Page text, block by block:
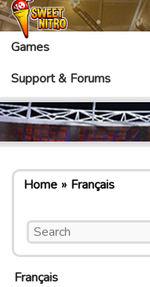
Games
Support & Forums
Home Français
Français